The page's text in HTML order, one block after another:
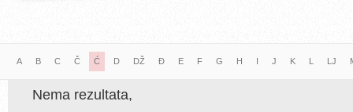
A B C Č Ć D DŽ Đ E F G H I J K L LJ
Nema rezultata,